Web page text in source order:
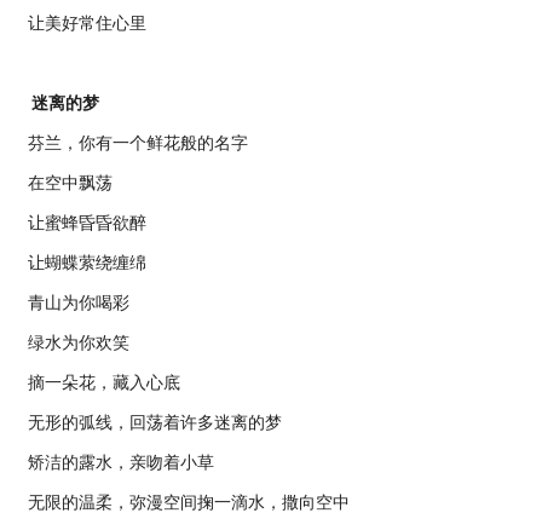
让美好常住心里
迷离的梦
芬兰，你有一个鲜花般的名字
在空中飘荡
让蜜蜂昏昏欲醉
让蝴蝶萦绕缠绵
青山为你喝彩
绿水为你欢笑
摘一朵花，藏入心底
无形的弧线，回荡着许多迷离的梦
矫洁的露水，亲吻着小草
无限的温柔，弥漫空间掬一滴水，撒向空中